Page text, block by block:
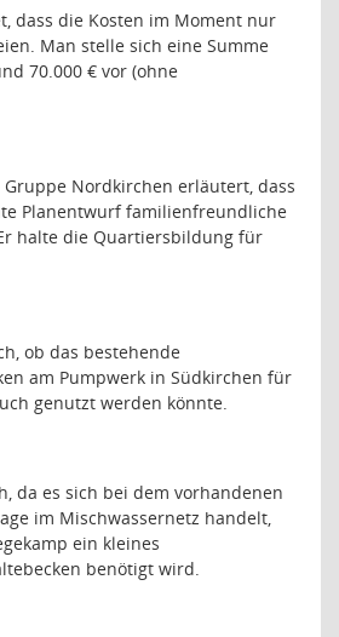
dass die Kosten im Moment nur
Man stelle sich eine Summe
70.000 € vor (ohne
Nordkirchen erläutert, dass
Planentwurf familienfreundliche
halte die Quartiersbildung für
ob das bestehende
am Pumpwerk in Südkirchen für
genutzt werden könnte.
da es sich bei dem vorhandenen
im Mischwassernetz handelt,
ein kleines
benötigt wird.